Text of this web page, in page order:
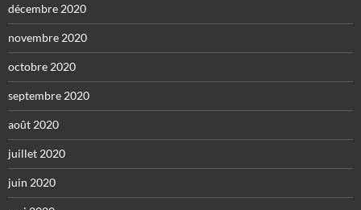
décembre 2020
novembre 2020
octobre 2020
septembre 2020
août 2020
juillet 2020
juin 2020